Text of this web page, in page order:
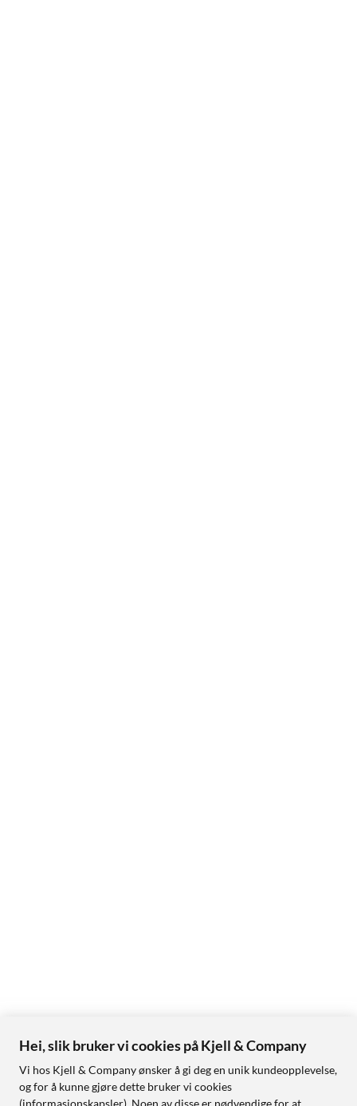
Hei, slik bruker vi cookies på Kjell & Company
Vi hos Kjell & Company ønsker å gi deg en unik kundeopplevelse,
og for å kunne gjøre dette bruker vi cookies
(informasjonskapsler). Noen av disse er nødvendige for at